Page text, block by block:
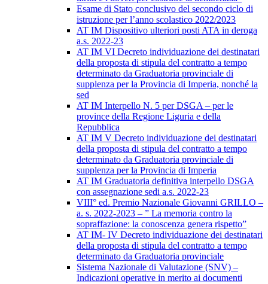
Esame di Stato conclusivo del secondo ciclo di
istruzione per l’anno scolastico 2022/2023
AT IM Dispositivo ulteriori posti ATA in deroga
a.s. 2022-23
AT IM VI Decreto individuazione dei destinatari
della proposta di stipula del contratto a tempo
determinato da Graduatoria provinciale di
supplenza per la Provincia di Imperia, nonché la
sed
AT IM Interpello N. 5 per DSGA – per le
province della Regione Liguria e della
Repubblica
AT IM V Decreto individuazione dei destinatari
della proposta di stipula del contratto a tempo
determinato da Graduatoria provinciale di
supplenza per la Provincia di Imperia
AT IM Graduatoria definitiva interpello DSGA
con assegnazione sedi a.s. 2022-23
VIII° ed. Premio Nazionale Giovanni GRILLO –
a. s. 2022-2023 – ” La memoria contro la
sopraffazione: la conoscenza genera rispetto”
AT IM- IV Decreto individuazione dei destinatari
della proposta di stipula del contratto a tempo
determinato da Graduatoria provinciale
Sistema Nazionale di Valutazione (SNV) –
Indicazioni operative in merito ai documenti